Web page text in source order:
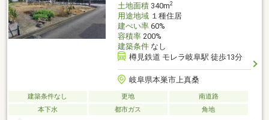
土地面積340m2
用途地域１種住居
建ぺい率60%
容積率200%
建築条件なし
樽見鉄道 モレラ岐阜駅 徒歩13分
岐阜県本巣市上真桑
建築条件なし 更地
南道路
本下水
都市ガス 角地